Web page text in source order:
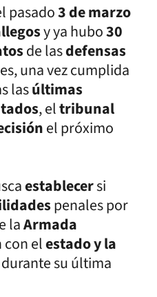
pasado3 de marzo
y ya hubo30
de lasdefensas
una vez cumplida
lasúltimas
, eltribunal
el próximo
establecersi
penales por
laArmada
con elestado y la
durante su última